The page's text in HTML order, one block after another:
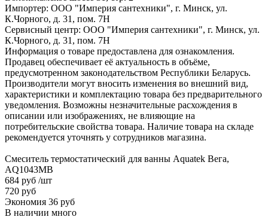
Импортер: ООО "Империя сантехники", г. Минск, ул.
К.Чорного, д. 31, пом. 7Н
Сервисный центр: ООО "Империя сантехники", г. Минск, ул.
К.Чорного, д. 31, пом. 7Н
Информация о товаре предоставлена для ознакомления.
Продавец обеспечивает её актуальность в объёме,
предусмотренном законодательством Республики Беларусь.
Производители могут вносить изменения во внешний вид,
характеристики и комплектацию товара без предварительного
уведомления. Возможны незначительные расхождения в
описании или изображениях, не влияющие на
потребительские свойства товара. Наличие товара на складе
рекомендуется уточнять у сотрудников магазина.
Смеситель термостатический для ванны Aquatek Вега,
AQ1043MB
684 руб /шт
720 руб
Экономия 36 руб
В наличии много